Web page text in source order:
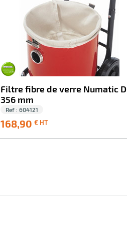
Filtre fibre de verre Numatic D
356 mm
Ref : 604121
168,90 € HT
HT